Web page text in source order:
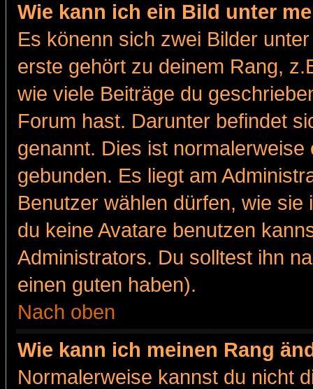
Wie kann ich ein Bild unter
Es könenn sich zwei Bilder
erste gehört zu deinem Rang,
wie viele Beiträge du
Forum hast. Darunter befindet
genannt. Dies ist
gebunden. Es liegt am
Benutzer wählen dürfen, wie
du keine Avatare benutzen
Administrators. Du solltest ihn
einen guten haben).
Nach oben
Wie kann ich meinen Rang
Normalerweise kannst du nicht